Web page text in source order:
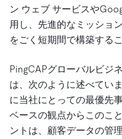
ン ウェブ サービスや
用し、先進的なミッショ
をごく短期間で構築する
PingCAPグローバルビジ
は、次のように述べてい
に当社にとっての最優先
ベースの観点からこのこ
ントは、顧客データの管